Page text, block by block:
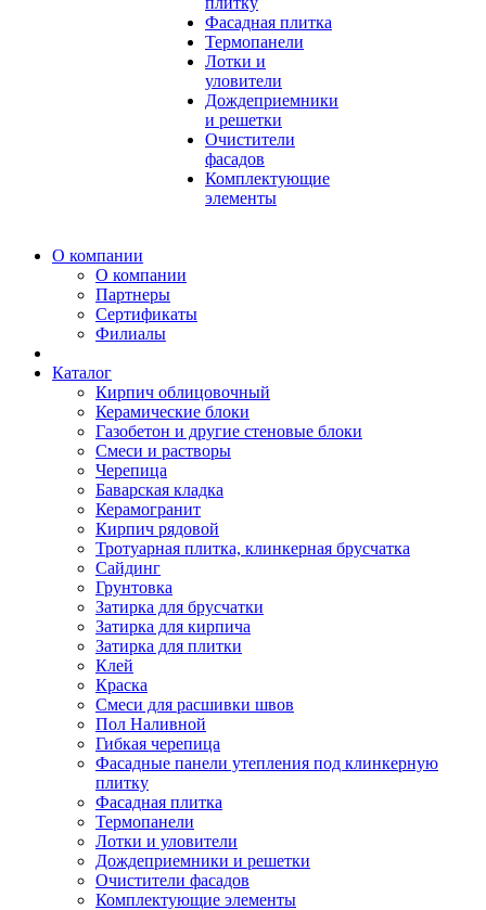
Фасадная плитка
Термопанели
Лотки и
уловители
Дождеприемники
и решетки
Очистители
фасадов
Комплектующие
элементы
О компании
О компании
Партнеры
Сертификаты
Филиалы
Каталог
Кирпич облицовочный
Керамические блоки
Газобетон и другие стеновые блоки
Смеси и растворы
Черепица
Баварская кладка
Керамогранит
Кирпич рядовой
Тротуарная плитка, клинкерная брусчатка
Сайдинг
Грунтовка
Затирка для брусчатки
Затирка для кирпича
Затирка для плитки
Клей
Краска
Смеси для расшивки швов
Пол Наливной
Гибкая черепица
Фасадные панели утепления под клинкерную
плитку
Фасадная плитка
Термопанели
Лотки и уловители
Дождеприемники и решетки
Очистители фасадов
Комплектующие элементы